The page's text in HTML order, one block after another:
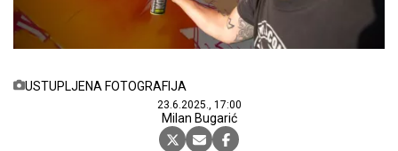
USTUPLJENA FOTOGRAFIJA
23.6.2025., 17:00
Milan Bugarić